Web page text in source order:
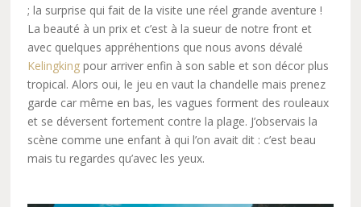
; la surprise qui fait de la visite une réel grande aventure !
La beauté à un prix et c’est à la sueur de notre front et
avec quelques appréhentions que nous avons dévalé
Kelingking pour arriver enfin à son sable et son décor plus
tropical. Alors oui, le jeu en vaut la chandelle mais prenez
garde car même en bas, les vagues forment des rouleaux
et se déversent fortement contre la plage. J’observais la
scène comme une enfant à qui l’on avait dit : c’est beau
mais tu regardes qu’avec les yeux.